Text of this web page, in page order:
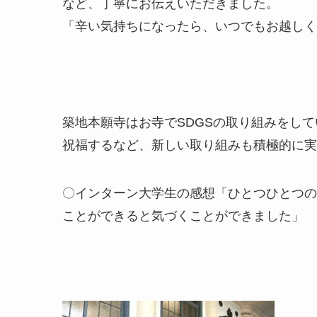
など、丁寧にお伝えいただきました。
「辛い気持ちになったら、いつでもお越し
築地本願寺はお寺でSDGSの取り組みをし
祝福するなど、新しい取り組みも積極的に
〇インターン大学生の感想「ひとつひとつ
ことができると気づくことができました」